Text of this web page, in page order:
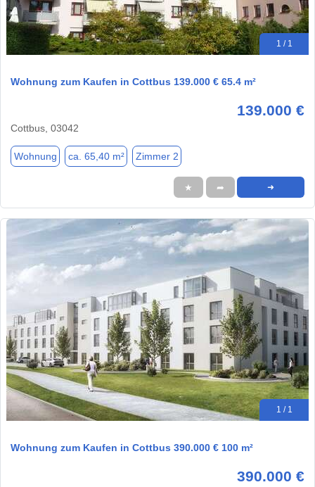
1 / 1
Wohnung zum Kaufen in Cottbus 139.000 € 65.4 m²
139.000 €
Cottbus, 03042
Wohnung ca. 65,40 m² Zimmer 2
★ ➦ ➜
1 / 1
Wohnung zum Kaufen in Cottbus 390.000 € 100 m²
390.000 €